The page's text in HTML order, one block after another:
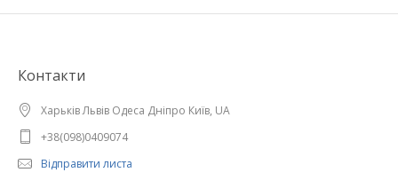
Контакти
Харьків Львів Одеса Дніпро Київ, UA
+38(098)0409074
Відправити листа